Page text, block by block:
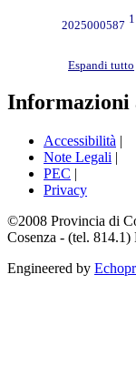
2025000587
Espandi tutto
Informazioni
Accessibilità |
Note Legali |
PEC |
Privacy
©2008 Provincia di
Cosenza - (tel. 814.1)
Engineered by